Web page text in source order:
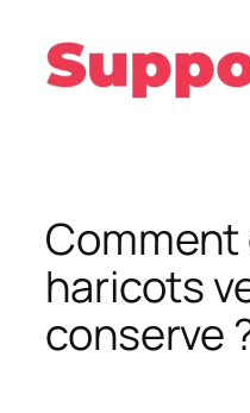
contenu
haricots
conserve